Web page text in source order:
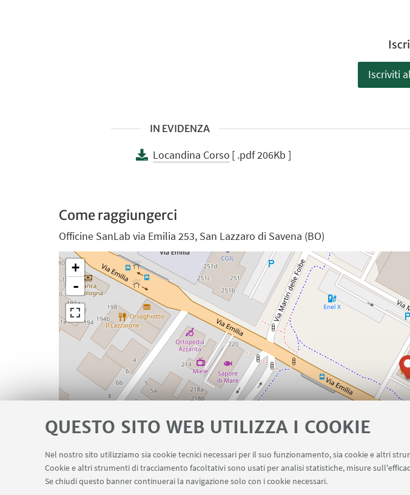
QUESTO SITO WEB UTILIZZA I COOKIE
Nel nostro sito utilizziamo sia cookie tecnici necessari per il suo funzionamento, sia cookie e altri
Cookie e altri strumenti di tracciamento facoltativi sono usati per analisi statistiche, misure
Se chiudi questo banner continuerai la navigazione solo con i cookie necessari.
Iscriviti
IN EVIDENZA
Locandina Corso [ .pdf 206Kb ]
Come raggiungerci
+
-
Officine SanLab via Emilia 253, San Lazzaro di Savena (BO)